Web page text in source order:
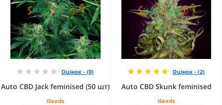
Оцінок - (0)
Auto CBD Jack feminised (50 шт)
iSeeds
Оцінок - (2)
Auto CBD Skunk feminised
iSeeds